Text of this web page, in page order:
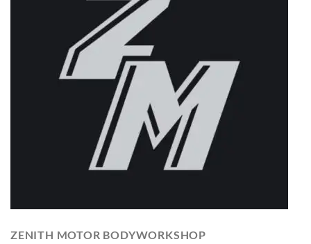
ZENITH MOTOR BODYWORKSHOP